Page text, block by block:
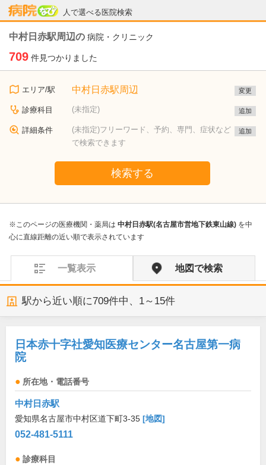
人で選べる医院検索
病院なび
中村日赤駅周辺の 病院・クリニック
709 件見つかりました
エリア/駅 中村日赤駅周辺 変更
診療科目 (未指定) 追加
詳細条件
(未指定)フリーワード、予約、専門、症状など
で検索できます
追加
検索する
※このページの医療機関・薬局は 中村日赤駅(名古屋市営地下鉄東山線) を中
心に直線距離の近い順で表示されています
一覧表示 地図で検索
駅から近い順に709件中、 1～15件
日本赤十字社愛知医療センター名古屋第一病
院
所在地・電話番号
中村日赤駅
愛知県名古屋市中村区道下町3-35 [地図]
052-481-5111
診療科目